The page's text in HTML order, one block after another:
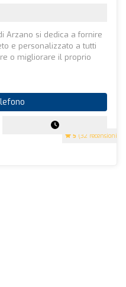
5 (32 recensioni)
Arzano si dedica a fornire
e personalizzato a tutti
o migliorare il proprio